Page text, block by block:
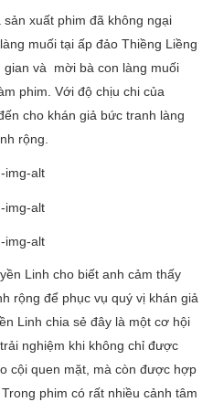
xuất phim đã không ngại
muối tại ấp đảo Thiềng Liềng
gian và mời bà con làng muối
phim. Với độ chịu chi của
cho khán giả bức tranh làng
rộng.
Linh cho biết anh cảm thấy
rộng để phục vụ quý vị khán giả
Linh chia sẻ đây là một cơ hội
nghiệm khi không chỉ được
cội quen mặt, mà còn được hợp
phim có rất nhiều cảnh tâm